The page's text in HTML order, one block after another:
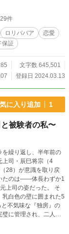
件
ロリババア
恋愛
保証
文字数 645,501
登録日 2024.03.13
に入り追加 1
被験者の私〜
を繰り返し、半年前の
上司・辰巳将宗（4
28）が意識を取り戻
たのは――体長わずか1
司の姿だった。 そ
乳白色の壁に囲まれた5
不気味な『独房』の
に管理され、二人を
ボ】だった。 な